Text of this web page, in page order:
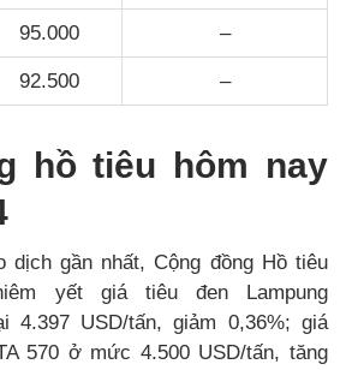
95.000 –
92.500 –
hồ tiêu hôm nay
dịch gần nhất, Cộng đồng Hồ tiêu
yết giá tiêu đen Lampung
4.397 USD/tấn, giảm 0,36%; giá
570 ở mức 4.500 USD/tấn, tăng